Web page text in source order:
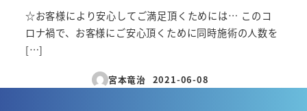
☆お客様により安心してご満足頂くためには… このコ
ロナ禍で、お客様にご安心頂くために同時施術の人数を
[…]
宮本竜治
投稿日
2021-06-08